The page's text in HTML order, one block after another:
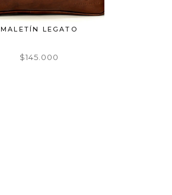
MALETÍN LEGATO
$145.000